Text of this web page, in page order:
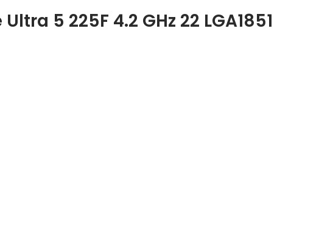
5 225F 4.2 GHz 22 LGA1851